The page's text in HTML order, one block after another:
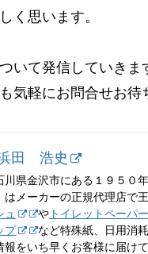
く思います。
いて発信していき
気軽にお問合せお待
田 浩史
川県金沢市にある１９５０
はメーカーの正規代理店で
ュ や トイレットペーパー
プ
など特殊紙、日用消
をいち早くお客様に届け